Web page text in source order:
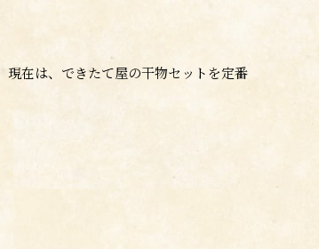
現在は、できたて屋の干物セットを定番